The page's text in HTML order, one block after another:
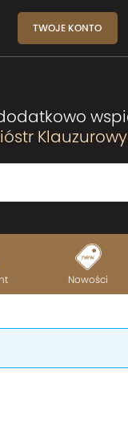
TWOJE KONTO
Nowości